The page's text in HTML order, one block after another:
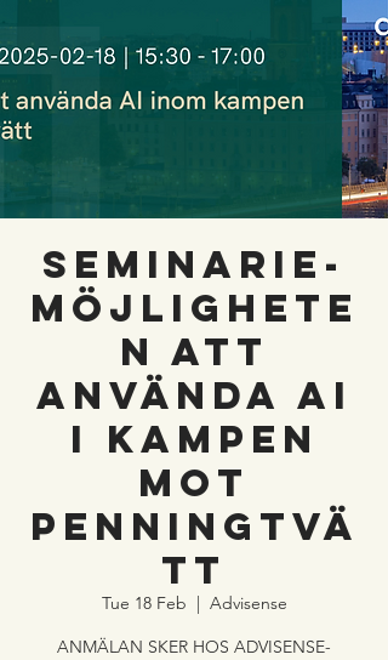
Seminarie-
Möjlighete
n att
använda AI
i kampen
mot
penningtvä
tt
Tue 18 Feb
  |
Advisense
ANMÄLAN SKER HOS ADVISENSE-